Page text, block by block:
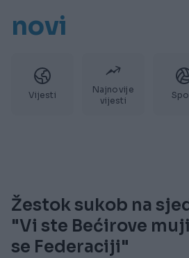
novi
Vijesti
Najnovije
vijesti
Žestok sukob na
"Vi ste Bećirove
se Federaciji"